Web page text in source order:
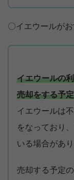
〇イエウールが
イエウールの
売却をする予
イエウールは
をなっており
いる場合があり
売却する予定